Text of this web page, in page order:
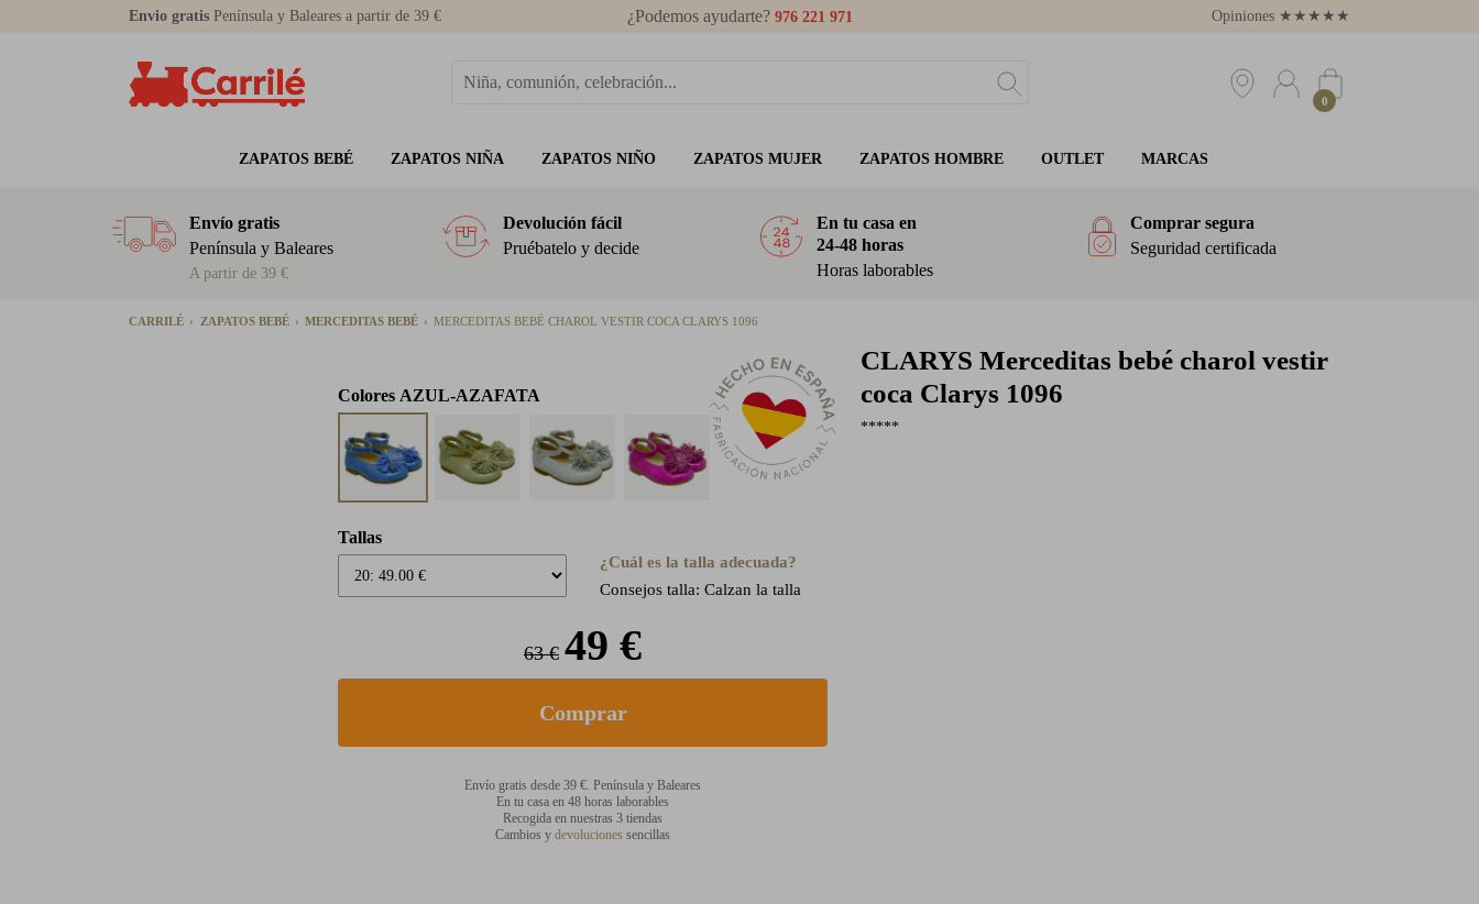
Envio gratis Península y Baleares a partir de 39 € ¿Podemos ayudarte? 976 221 971 Opiniones ★ ★ ★ ★ ★
0
ZAPATOS BEBÉ ZAPATOS NIÑA ZAPATOS NIÑO ZAPATOS MUJER ZAPATOS HOMBRE OUTLET MARCAS
Envío gratis
Península y Baleares
A partir de 39 €
Devolución fácil
Pruébatelo y decide
En tu casa en
24-48 horas
Horas laborables
Comprar segura
Seguridad certificada
CARRILÉ ZAPATOS BEBÉ MERCEDITAS BEBÉ MERCEDITAS BEBÉ CHAROL VESTIR COCA CLARYS 1096
CLARYS Merceditas bebé charol vestir
coca Clarys 1096
*****
Colores AZUL-AZAFATA
Tallas
¿Cuál es la talla adecuada?
Consejos talla: Calzan la talla
63 € 49 €
Envío gratis desde 39 €. Península y Baleares
En tu casa en 48 horas laborables
Recogida en nuestras 3 tiendas
Cambios y devoluciones sencillas